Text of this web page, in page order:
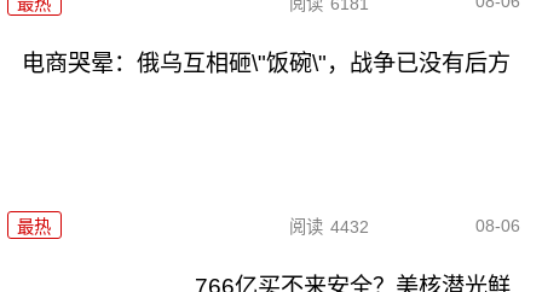
电商哭晕：俄乌互相砸\"饭碗\"，战争已没有后方
最热 阅读 4432 08-06
766亿买不来安全？美核潜光鲜